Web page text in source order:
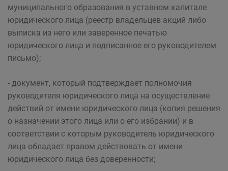
муниципального образования в уставном капитале
юридического лица (реестр владельцев акций либо
выписка из него или заверенное печатью
юридического лица и подписанное его руководителем
письмо);
- документ, который подтверждает полномочия
руководителя юридического лица на осуществление
действий от имени юридического лица (копия решения
о назначении этого лица или о его избрании) и в
соответствии с которым руководитель юридического
лица обладает правом действовать от имени
юридического лица без доверенности;